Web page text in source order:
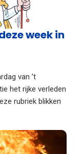
week in
van ’t
het rijke verleden
rubriek blikken